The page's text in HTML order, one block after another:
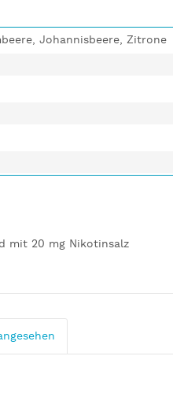
Johannisbeere, Zitrone
mit 20 mg Nikotinsalz